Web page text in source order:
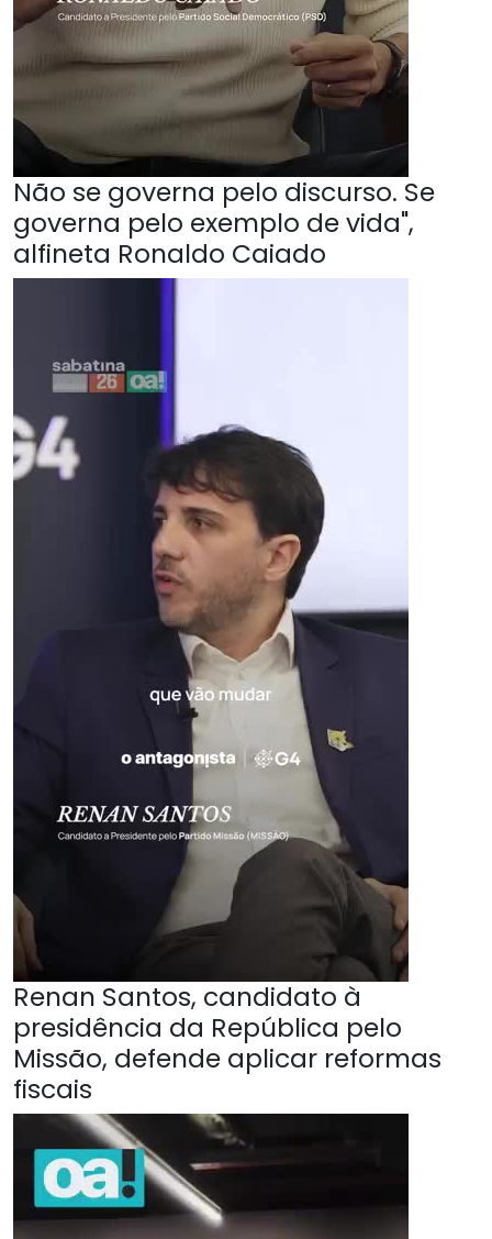
Não se governa pelo discurso. Se
governa pelo exemplo de vida",
alfineta Ronaldo Caiado
Renan Santos, candidato à
presidência da República pelo
Missão, defende aplicar reformas
fiscais